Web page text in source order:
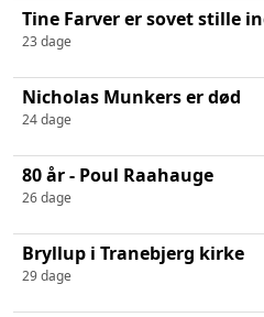
Tine Farver er sovet stille
23 dage
Nicholas Munkers er død
24 dage
80 år - Poul Raahauge
26 dage
Bryllup i Tranebjerg kirke
29 dage